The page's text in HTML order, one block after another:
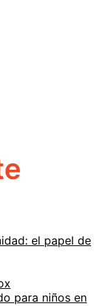
el papel de
para niños en